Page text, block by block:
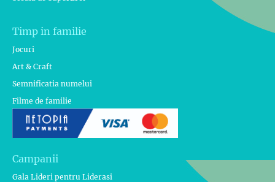
Timp in familie
Jocuri
Art & Craft
Semnificatia numelui
Filme de familie
Campanii
Gala Lideri pentru Liderasi